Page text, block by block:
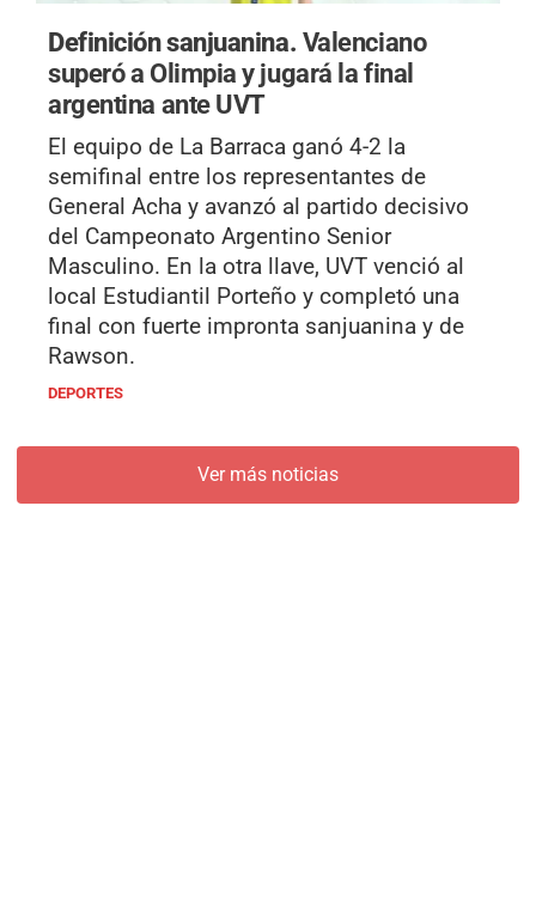
Definición sanjuanina. Valenciano
superó a Olimpia y jugará la final
argentina ante UVT
El equipo de La Barraca ganó 4-2 la
semifinal entre los representantes de
General Acha y avanzó al partido decisivo
del Campeonato Argentino Senior
Masculino. En la otra llave, UVT venció al
local Estudiantil Porteño y completó una
final con fuerte impronta sanjuanina y de
Rawson.
DEPORTES
Ver más noticias